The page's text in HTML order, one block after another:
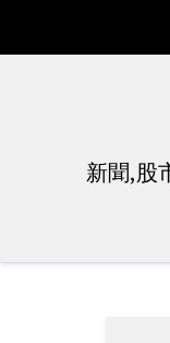
新聞,股